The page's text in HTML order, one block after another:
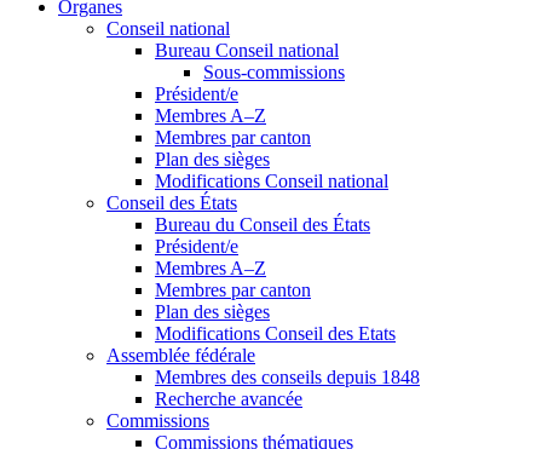
Organes
Conseil national
Bureau Conseil national
Sous-commissions
Président/e
Membres A–Z
Membres par canton
Plan des sièges
Modifications Conseil national
Conseil des États
Bureau du Conseil des États
Président/e
Membres A–Z
Membres par canton
Plan des sièges
Modifications Conseil des Etats
Assemblée fédérale
Membres des conseils depuis 1848
Recherche avancée
Commissions
Commissions thématiques